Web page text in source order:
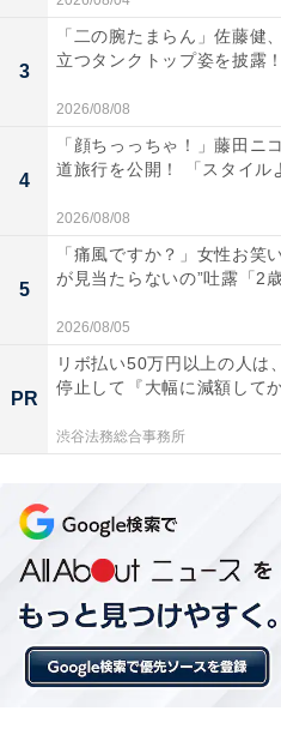
3
「二の腕たまらん」佐藤健
立つタンクトップ姿を披露
2026/08/08
4
「顔ちっっちゃ！」藤田ニ
道旅行を公開！ 「スタイル
2026/08/08
5
「痛風ですか？」女性お笑
が見当たらないの”吐露「2
2026/08/05
PR
リボ払い50万円以上の人は
停止して『大幅に減額して
渋谷法務総合事務所